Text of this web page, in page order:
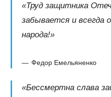
«Труд защитника
забывается и всегда
народа!»
Федор Емельяненко
«Бессмертна слава